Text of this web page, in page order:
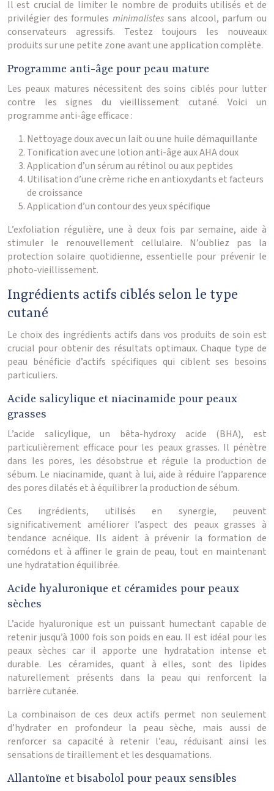
Il est crucial de limiter le nombre de produits utilisés et de
privilégier des formulesminimalistes sans alcool, parfum ou
conservateurs agressifs. Testez toujours les nouveaux
produits sur une petite zone avant une application complète.
Programme anti-âge pour peau mature
Les peaux matures nécessitent des soins ciblés pour lutter
contre les signes du vieillissement cutané. Voici un
programme anti-âge efficace :
Nettoyage doux avec un lait ou une huile démaquillante
Tonification avec une lotion anti-âge aux AHA doux
Application d’un sérum au rétinol ou aux peptides
Utilisation d’une crème riche en antioxydants et facteurs
de croissance
Application d’un contour des yeux spécifique
L’exfoliation régulière, une à deux fois par semaine, aide à
stimuler le renouvellement cellulaire. N’oubliez pas la
protection solaire quotidienne, essentielle pour prévenir le
photo-vieillissement.
Ingrédients actifs ciblés selon le type
cutané
Le choix des ingrédients actifs dans vos produits de soin est
crucial pour obtenir des résultats optimaux. Chaque type de
peau bénéficie d’actifs spécifiques qui ciblent ses besoins
particuliers.
Acide salicylique et niacinamide pour peaux
grasses
L’acide salicylique, un bêta-hydroxy acide (BHA), est
particulièrement efficace pour les peaux grasses. Il pénètre
dans les pores, les désobstrue et régule la production de
sébum. Le niacinamide, quant à lui, aide à réduire l’apparence
des pores dilatés et à équilibrer la production de sébum.
Ces ingrédients, utilisés en synergie, peuvent
significativement améliorer l’aspect des peaux grasses à
tendance acnéique. Ils aident à prévenir la formation de
comédons et à affiner le grain de peau, tout en maintenant
une hydratation équilibrée.
Acide hyaluronique et céramides pour peaux
sèches
L’acide hyaluronique est un puissant humectant capable de
retenir jusqu’à 1000 fois son poids en eau. Il est idéal pour les
peaux sèches car il apporte une hydratation intense et
durable. Les céramides, quant à elles, sont des lipides
naturellement présents dans la peau qui renforcent la
barrière cutanée.
La combinaison de ces deux actifs permet non seulement
d’hydrater en profondeur la peau sèche, mais aussi de
renforcer sa capacité à retenir l’eau, réduisant ainsi les
sensations de tiraillement et les desquamations.
Allantoïne et bisabolol pour peaux sensibles